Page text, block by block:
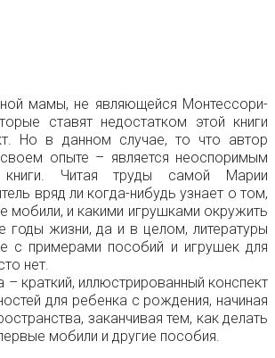
мамы, не являющейся Монтессори-
ставят недостатком этой книги
Но в данном случае, то что автор
опыте – является неоспоримым
книги. Читая труды самой Марии
вряд ли когда-нибудь узнает о том,
мобили, и какими игрушками окружить
годы жизни, да и в целом, литературы
с примерами пособий и игрушек для
нет.
– краткий, иллюстрированный конспект
для ребенка с рождения, начиная
заканчивая тем, как делать
мобили и другие пособия.